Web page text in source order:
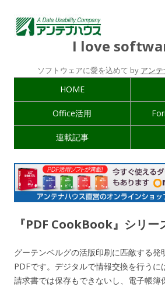
I love
ソフトウェアに愛を込めて by アン
HOME
Office活用
連載記事
『PDF CookBook』シリー
グーテンベルグの活版印刷に匹敵する発
PDFです。デジタルで情報交換を行うに
請求書では保存もできないし、電子帳簿